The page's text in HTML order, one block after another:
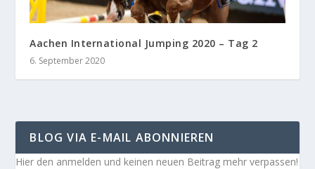
Aachen International Jumping 2020 – Tag 2
6. September 2020
BLOG VIA E-MAIL ABONNIEREN
Hier den anmelden und keinen neuen Beitrag mehr verpassen!